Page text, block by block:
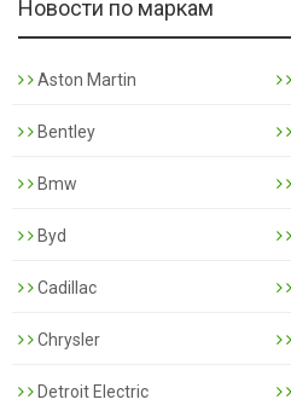
Новости по маркам
Aston Martin
Bentley
Bmw
Byd
Cadillac
Chrysler
Detroit Electric